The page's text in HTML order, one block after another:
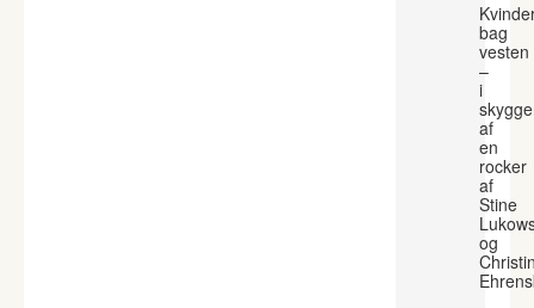
bag
vesten
–
i
af
en
rocker
af
Stine
og